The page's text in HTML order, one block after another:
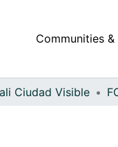
Communities
Ciudad Visible